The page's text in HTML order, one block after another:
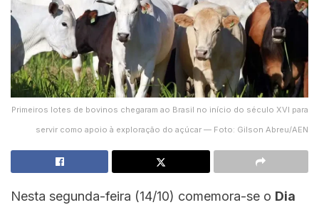
Primeiros lotes de bovinos chegaram ao Brasil no início do século XVI para
servir como apoio à exploração do açúcar — Foto: Gilson Abreu/AEN
Nesta segunda-feira (14/10) comemora-se o Dia